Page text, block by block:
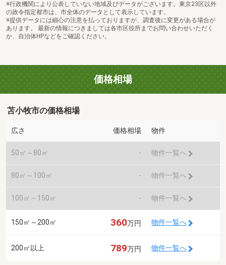
※行政機関により公表していない地域及びデータがございます。東京23区以外
の政令指定都市は、市全体のデータとして表示しています。
※提供データには細心の注意を払っておりますが、調査後に変更がある場合が
あります。 最新の情報につきましては各市区役所までお問い合わせいただく
か、自治体HPなどをご確認ください。
価格相場
苫小牧市の価格相場
広さ 価格相場 物件
50㎡～80㎡ - 物件一覧へ
80㎡～100㎡ - 物件一覧へ
100㎡～150㎡ - 物件一覧へ
150㎡～200㎡ 360万円 物件一覧へ
200㎡以上 789万円 物件一覧へ